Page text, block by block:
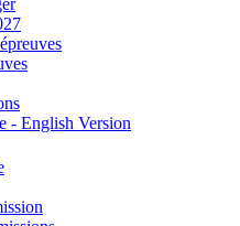
- English Version